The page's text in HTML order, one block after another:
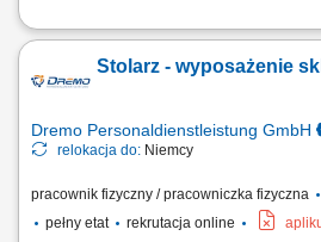
Zakres obowiązków: Realizacja prac
organizacja procesu produkcji i montażu;
zgodnie z dokumentacją techniczną i
Stolarz - wyposażenie
Dremo Personaldienstleistung GmbH
relokacja do: Niemcy
pracownik fizyczny / pracowniczka fizyczna
pełny etat
rekrutacja online